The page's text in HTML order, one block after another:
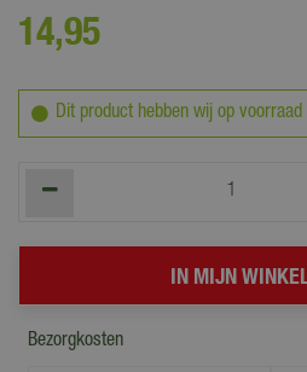
14,95
Dit product hebben wij op voorraad
Bezorgkosten